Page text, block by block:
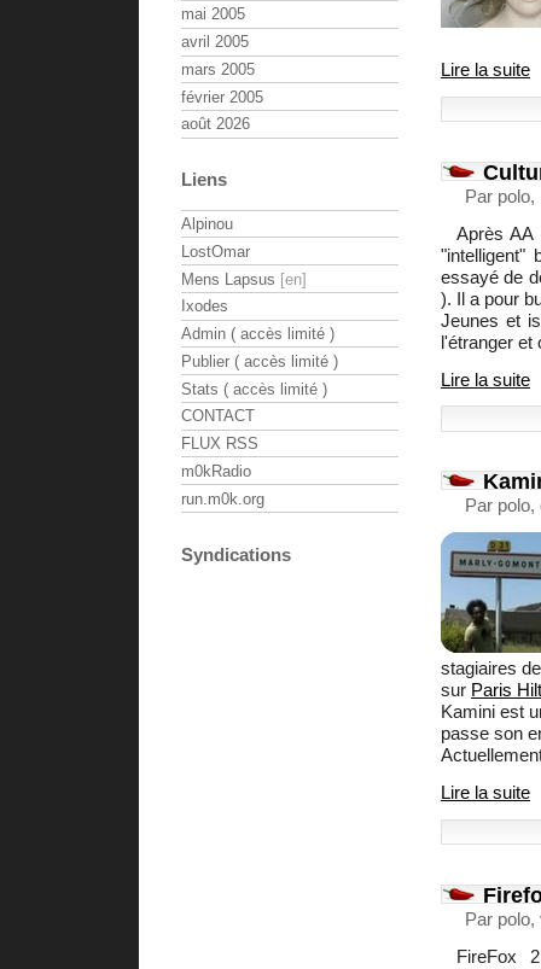
Lire la suite
Par
Après
essayé de
). Il a pour
Jeunes et
l'étranger et
Lire la suite
Par
stagiaires
sur Paris
Kamini est
passe son
Lire la suite
Par
FireFox
mai 2005
avril 2005
mars 2005
février 2005
août 2026
Liens
Alpinou
LostOmar
Mens Lapsus
Ixodes
Admin ( accès limité )
Publier ( accès limité )
Stats ( accès limité )
CONTACT
FLUX RSS
m0kRadio
run.m0k.org
Syndications